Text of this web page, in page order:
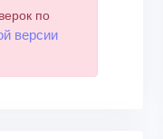
по
версии